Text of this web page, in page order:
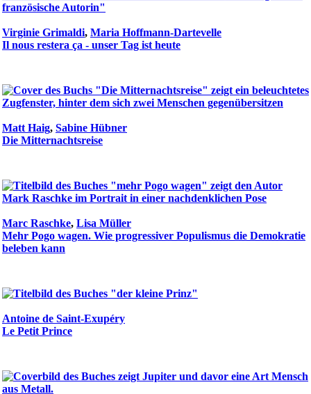
Virginie Grimaldi, Maria Hoffmann-Dartevelle
Il nous restera ça - unser Tag ist heute
Matt Haig, Sabine Hübner
Die Mitternachtsreise
Marc Raschke, Lisa Müller
Mehr Pogo wagen. Wie progressiver Populismus die Demokratie
beleben kann
Antoine de Saint-Exupéry
Le Petit Prince